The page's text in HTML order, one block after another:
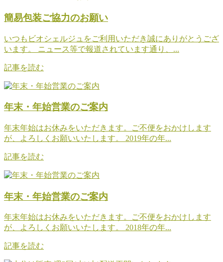
簡易包装ご協力のお願い
いつもビオシェルジュをご利用いただき誠にありがとうござ
います。 ニュース等で報道されています通り、...
記事を読む
年末・年始営業のご案内
年末年始はお休みをいただきます。ご不便をおかけします
が、よろしくお願いいたします。 2019年の年...
記事を読む
年末・年始営業のご案内
年末年始はお休みをいただきます。ご不便をおかけします
が、よろしくお願いいたします。 2018年の年...
記事を読む